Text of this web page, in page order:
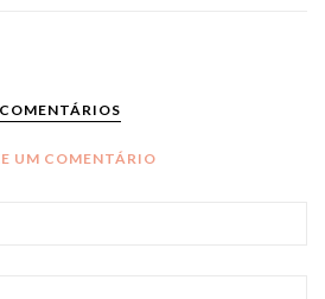
COMENTÁRIOS
UM COMENTÁRIO